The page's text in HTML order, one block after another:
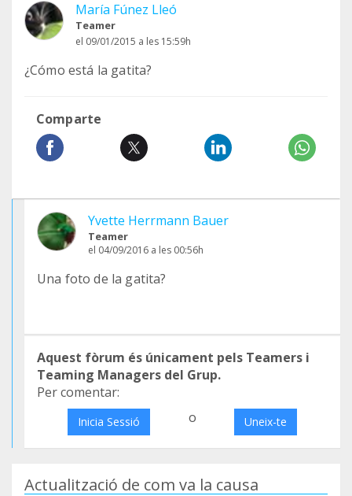
María Fúnez Lleó
Teamer
el 09/01/2015 a les 15:59h
¿Cómo está la gatita?
Comparte
Yvette Herrmann Bauer
Teamer
el 04/09/2016 a les 00:56h
Una foto de la gatita?
Aquest fòrum és únicament pels Teamers i
Teaming Managers del Grup.
Per comentar:
Inicia Sessió o Uneix-te
Actualització de com va la causa